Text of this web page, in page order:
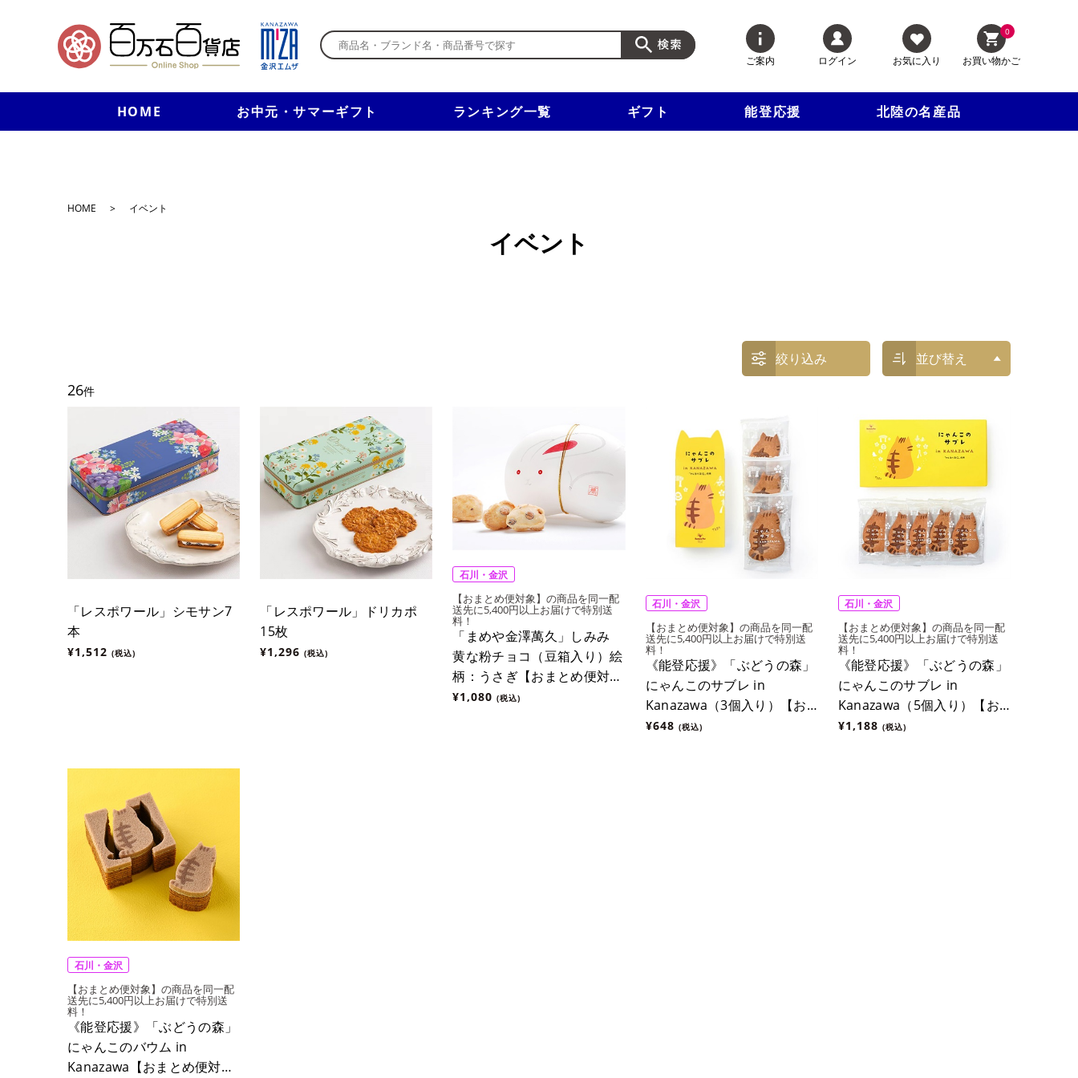
ご案内 ログイン お気に入り
0
お買い物かご
HOME お中元・サマーギフト ランキング一覧 ギフト 能登応援 北陸の名産品
新規入会で3千円以上で使える500円クーポンを進呈！
HOME > イベント
イベント
絞り込み 並び替え
26件
「レスポワール」シモサン7
本
¥1,512 (税込)
「レスポワール」ドリカポ
15枚
¥1,296(税込)
石川・金沢
【おまとめ便対象】の商品を同一配
送先に5,400円以上お届けで特別送
料！
「まめや金澤萬久」しみみ
黄な粉チョコ（豆箱入り）絵
柄：うさぎ【おまとめ便対
象】
¥1,080(税込)
石川・金沢
【おまとめ便対象】の商品を同一配
送先に5,400円以上お届けで特別送
料！
《能登応援》「ぶどうの森」
にゃんこのサブレ in
Kanazawa（3個入り）【お
まとめ便対象】
¥648 (税込)
石川・金沢
【おまとめ便対象】の商品を同一配
送先に5,400円以上お届けで特別送
料！
《能登応援》「ぶどうの森」
にゃんこのサブレ in
Kanazawa（5個入り）【お
まとめ便対象】
¥1,188 (税込)
石川・金沢
【おまとめ便対象】の商品を同一配
送先に5,400円以上お届けで特別送
料！
《能登応援》「ぶどうの森」
にゃんこのバウム in
Kanazawa【おまとめ便対